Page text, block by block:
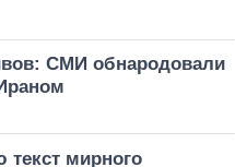
СМИ обнародовали
текст мирного